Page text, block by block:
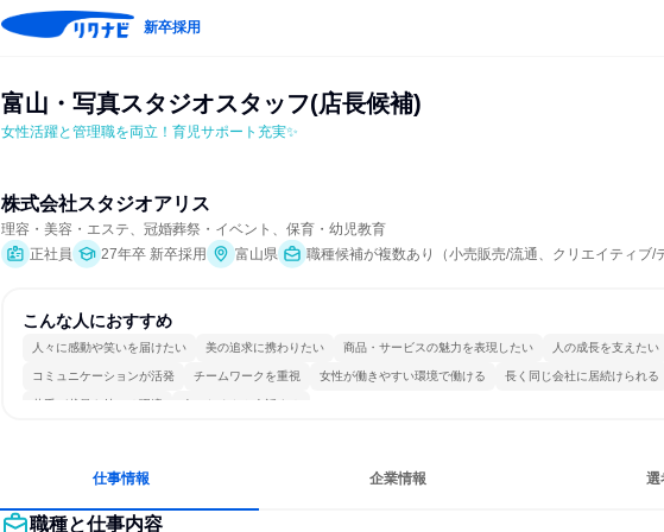
新卒採用
富山・写真スタジオスタッフ(店長候補)
女性活躍と管理職を両立！育児サポート充実✨
株式会社スタジオアリス
理容・美容・エステ、冠婚葬祭・イベント、保育・幼児教育
正社員
27年卒 新卒採用 富山県 職種候補が複数あり（小売販売/流通、クリエイティブ/
こんな人におすすめ
人々に感動や笑いを届けたい 美の追求に携わりたい 商品・サービスの魅力を表現したい 人の成長を支えたい
コミュニケーションが活発 チームワークを重視 女性が働きやすい環境で働ける 長く同じ会社に居続けられる
若手が裁量を持てる環境 人とたくさん会話する
仕事情報 企業情報 選
職種と仕事内容